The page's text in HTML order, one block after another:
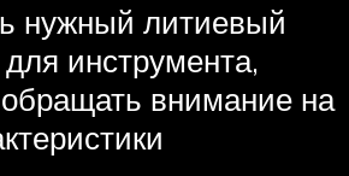
нужный литиевый
инструмента,
внимание на